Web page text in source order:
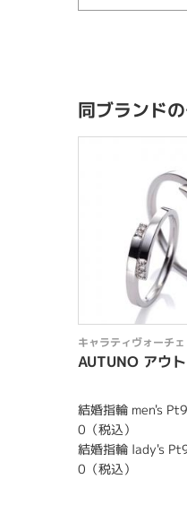
同ブランド
キャラティヴォーチェ
AUTUNO アウ
結婚指輪 men's
0（税込）
結婚指輪 lady's
0（税込）